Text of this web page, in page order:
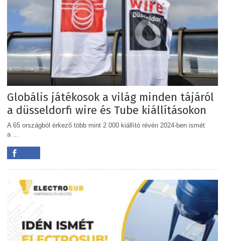
Globális játékosok a világ minden tájáról
a düsseldorfi wire és Tube kiállításokon
A 65 országból érkező több mint 2 000 kiállító révén 2024-ben ismét
a ...